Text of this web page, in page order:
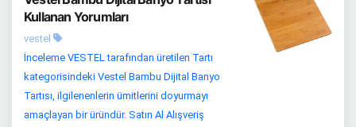
Kullanan Yorumları
vestel
İnceleme VESTEL tarafından üretilen Tartı
kategorisindeki Vestel Bambu Dijital Banyo
Tartısı, ilgilenenlerin ümitlerini doyurmayı
amaçlayan bir üründür. Satın Al Alışveriş